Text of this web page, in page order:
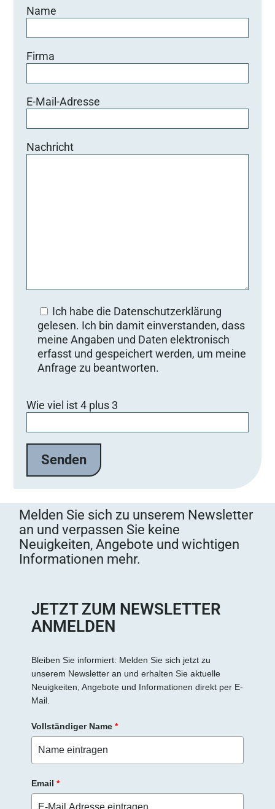
Name
Firma
E-Mail-Adresse
Nachricht
Ich habe die Datenschutzerklärung
gelesen. Ich bin damit einverstanden, dass
meine Angaben und Daten elektronisch
erfasst und gespeichert werden, um meine
Anfrage zu beantworten.
i
t
a
s
s
e
d
i
e
e
d
e
e
Wie viel ist 4 plus 3
Melden Sie sich zu unserem Newsletter
an und verpassen Sie keine
Neuigkeiten, Angebote und wichtigen
Informationen mehr.
JETZT ZUM NEWSLETTER
ANMELDEN
Bleiben Sie informiert: Melden Sie sich jetzt zu
unserem Newsletter an und erhalten Sie aktuelle
Neuigkeiten, Angebote und Informationen direkt per E-
Mail.
Vollständiger Name *
Email *